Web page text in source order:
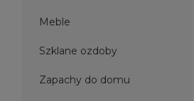
Meble
Szklane ozdoby
Zapachy do domu